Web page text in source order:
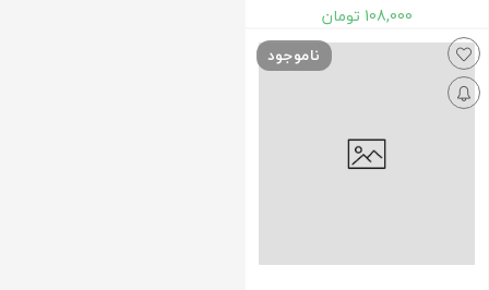
108,000 تومان
ناموجود